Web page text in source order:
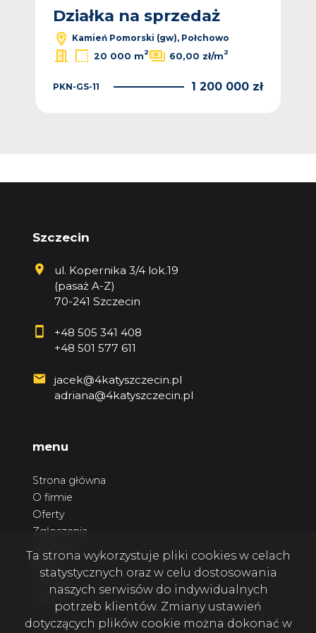
Działka na sprzedaż
Kamień Pomorski (gw), Połchowo
20 000 m2 60,00 zł/m2
PKN-GS-11 1 200 000 zł
Szczecin
ul. Kopernika 3/4 lok.19
(pasaż A-Z)
70-241 Szczecin
+48 505 341 408
+48 501 577 611
jacek@4katyszczecin.pl
adriana@4katyszczecin.pl
menu
Strona główna
O firmie
Oferty
Zgłoszenia
Kontakt
Ta strona wykorzystuje pliki cookies w celach
statystycznych oraz w celu dostosowania
naszych serwisów do indywidualnych
potrzeb klientów. Zmiany ustawień
dotyczących plików cookie można dokonać w